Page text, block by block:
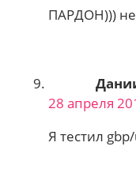
ПАРДОН))) не
28 апреля
Я тестил